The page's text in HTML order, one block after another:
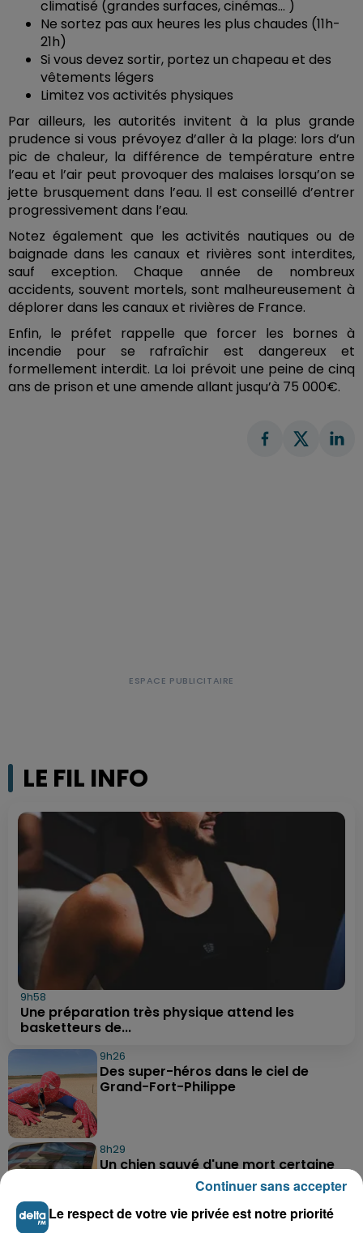
climatisé (grandes surfaces, cinémas... )
Ne sortez pas aux heures les plus chaudes (11h-
21h)
Si vous devez sortir, portez un chapeau et des
vêtements légers
Limitez vos activités physiques
Par ailleurs, les autorités invitent à la plus grande
prudence si vous prévoyez d’aller à la plage: lors d’un
pic de chaleur, la différence de température entre
l’eau et l’air peut provoquer des malaises lorsqu’on se
jette brusquement dans l’eau. Il est conseillé d’entrer
progressivement dans l’eau.
Notez également que les activités nautiques ou de
baignade dans les canaux et rivières sont interdites,
sauf exception. Chaque année de nombreux
accidents, souvent mortels, sont malheureusement à
déplorer dans les canaux et rivières de France.
Enfin, le préfet rappelle que forcer les bornes à
incendie pour se rafraîchir est dangereux et
formellement interdit. La loi prévoit une peine de cinq
ans de prison et une amende allant jusqu’à 75 000€.
LE FIL INFO
9h58
Une préparation très physique attend les
basketteurs de...
9h26
Des super-héros dans le ciel de
Grand-Fort-Philippe
8h29
Un chien sauvé d'une mort certaine
dans une voiture à...
Le respect de votre vie privée est notre priorité
Continuer sans accepter